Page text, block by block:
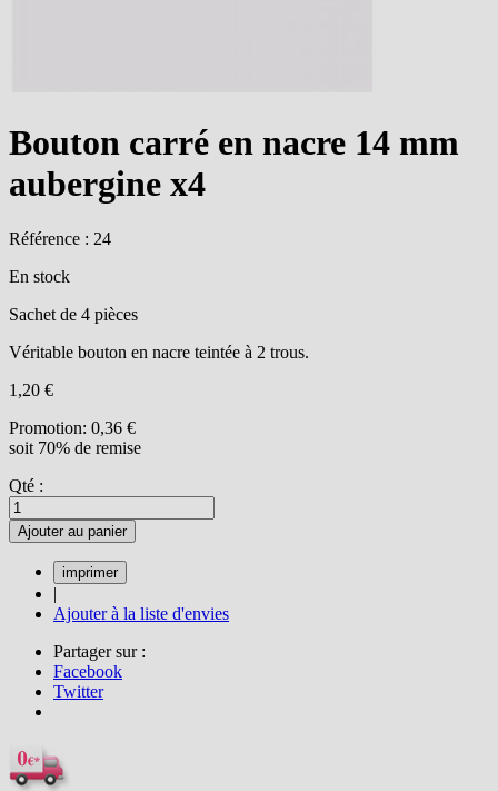
Bouton carré en nacre 14 mm
aubergine x4
Référence : 24
En stock
Sachet de 4 pièces
Véritable bouton en nacre teintée à 2 trous.
1,20 €
Promotion: 0,36 €
soit 70% de remise
Qté :
Ajouter au panier
|
Ajouter à la liste d'envies
Partager sur :
Facebook
Twitter